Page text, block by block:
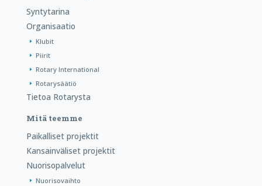
Syntytarina
Organisaatio
Klubit
Piirit
Rotary International
Rotarysäätiö
Tietoa Rotarysta
Mitä teemme
Paikalliset projektit
Kansainväliset projektit
Nuorisopalvelut
Nuorisovaihto